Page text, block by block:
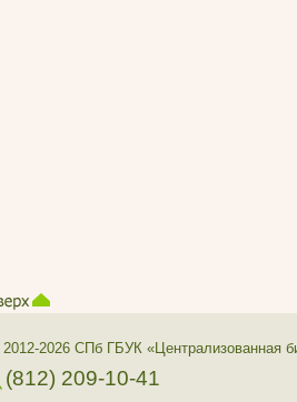
2026 СПб ГБУК «Централизованная
(812) 209-10-41